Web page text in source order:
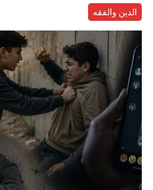
الدين والفقه